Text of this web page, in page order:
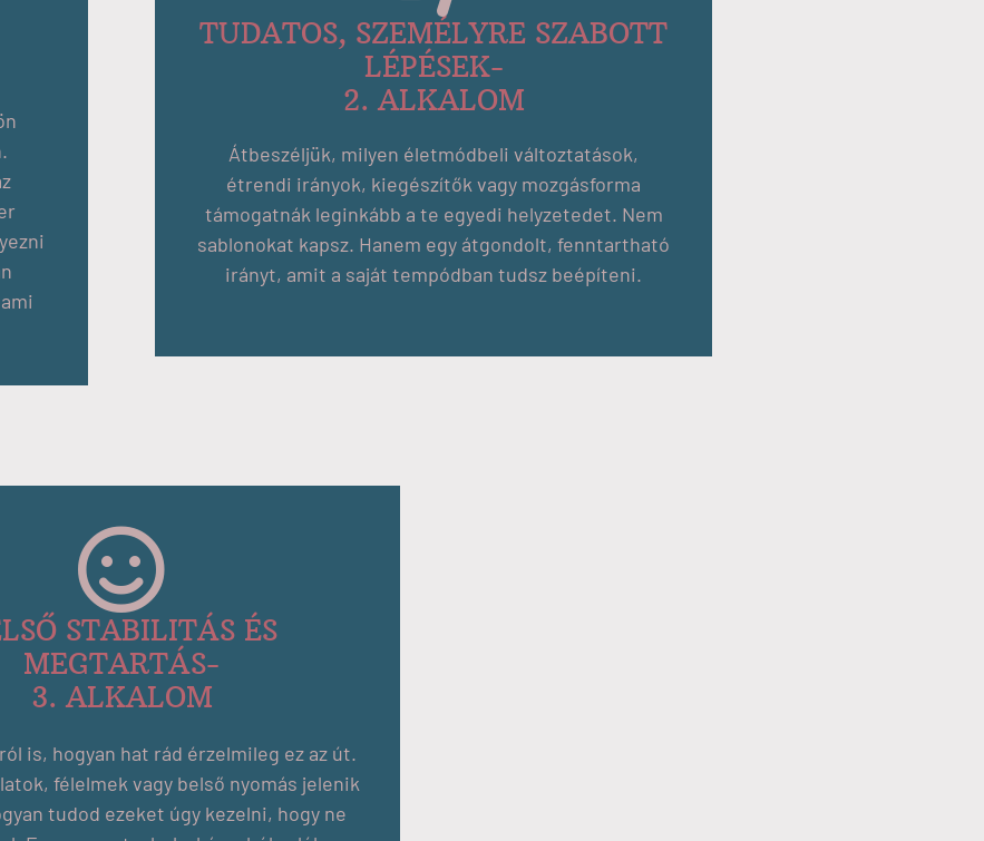
TUDATOS, SZEMÉLYRE SZABOTT
LÉPÉSEK-
2. ALKALOM
Átbeszéljük, milyen életmódbeli változtatások,
étrendi irányok, kiegészítők vagy mozgásforma
támogatnák leginkább a te egyedi helyzetedet. Nem
sablonokat kapsz. Hanem egy átgondolt, fenntartható
irányt, amit a saját tempódban tudsz beépíteni.
STABILITÁS ÉS
MEGTARTÁS-
3. ALKALOM
is, hogyan hat rád érzelmileg ez az út.
félelmek vagy belső nyomás jelenik
tudod ezeket úgy kezelni, hogy ne